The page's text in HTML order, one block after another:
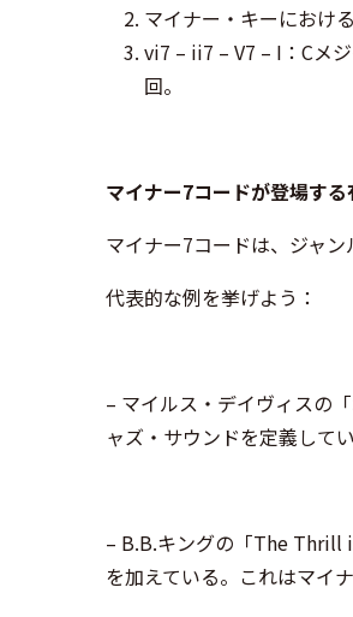
マイナー・キーにおけ
vi7 – ii7 – V7 – I：Cメ
回。
マイナー7コードが登場す
マイナー7コードは、ジャ
代表的な例を挙げよう：
– マイルス・デイヴィスの
ャズ・サウンドを定義して
– B.B.キングの「The Thrill
を加えている。これはマイ